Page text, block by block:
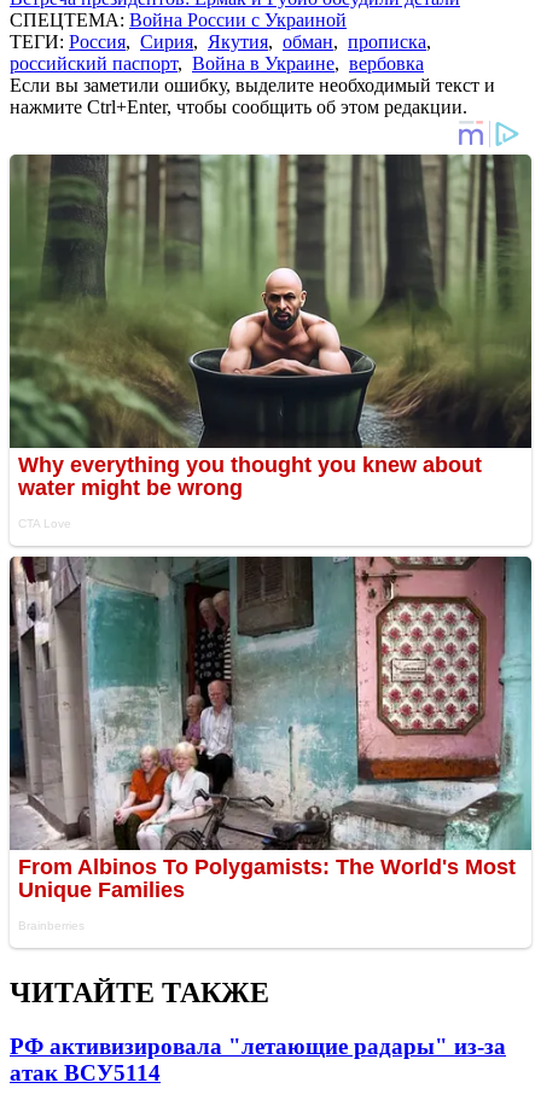
СПЕЦТЕМА: Война России с Украиной
ТЕГИ: Россия, Сирия, Якутия, обман, прописка,
российский паспорт, Война в Украине, вербовка
Если вы заметили ошибку, выделите необходимый текст и
нажмите Ctrl+Enter, чтобы сообщить об этом редакции.
ЧИТАЙТЕ ТАКЖЕ
РФ активизировала "летающие радары" из-за
атак ВСУ5114